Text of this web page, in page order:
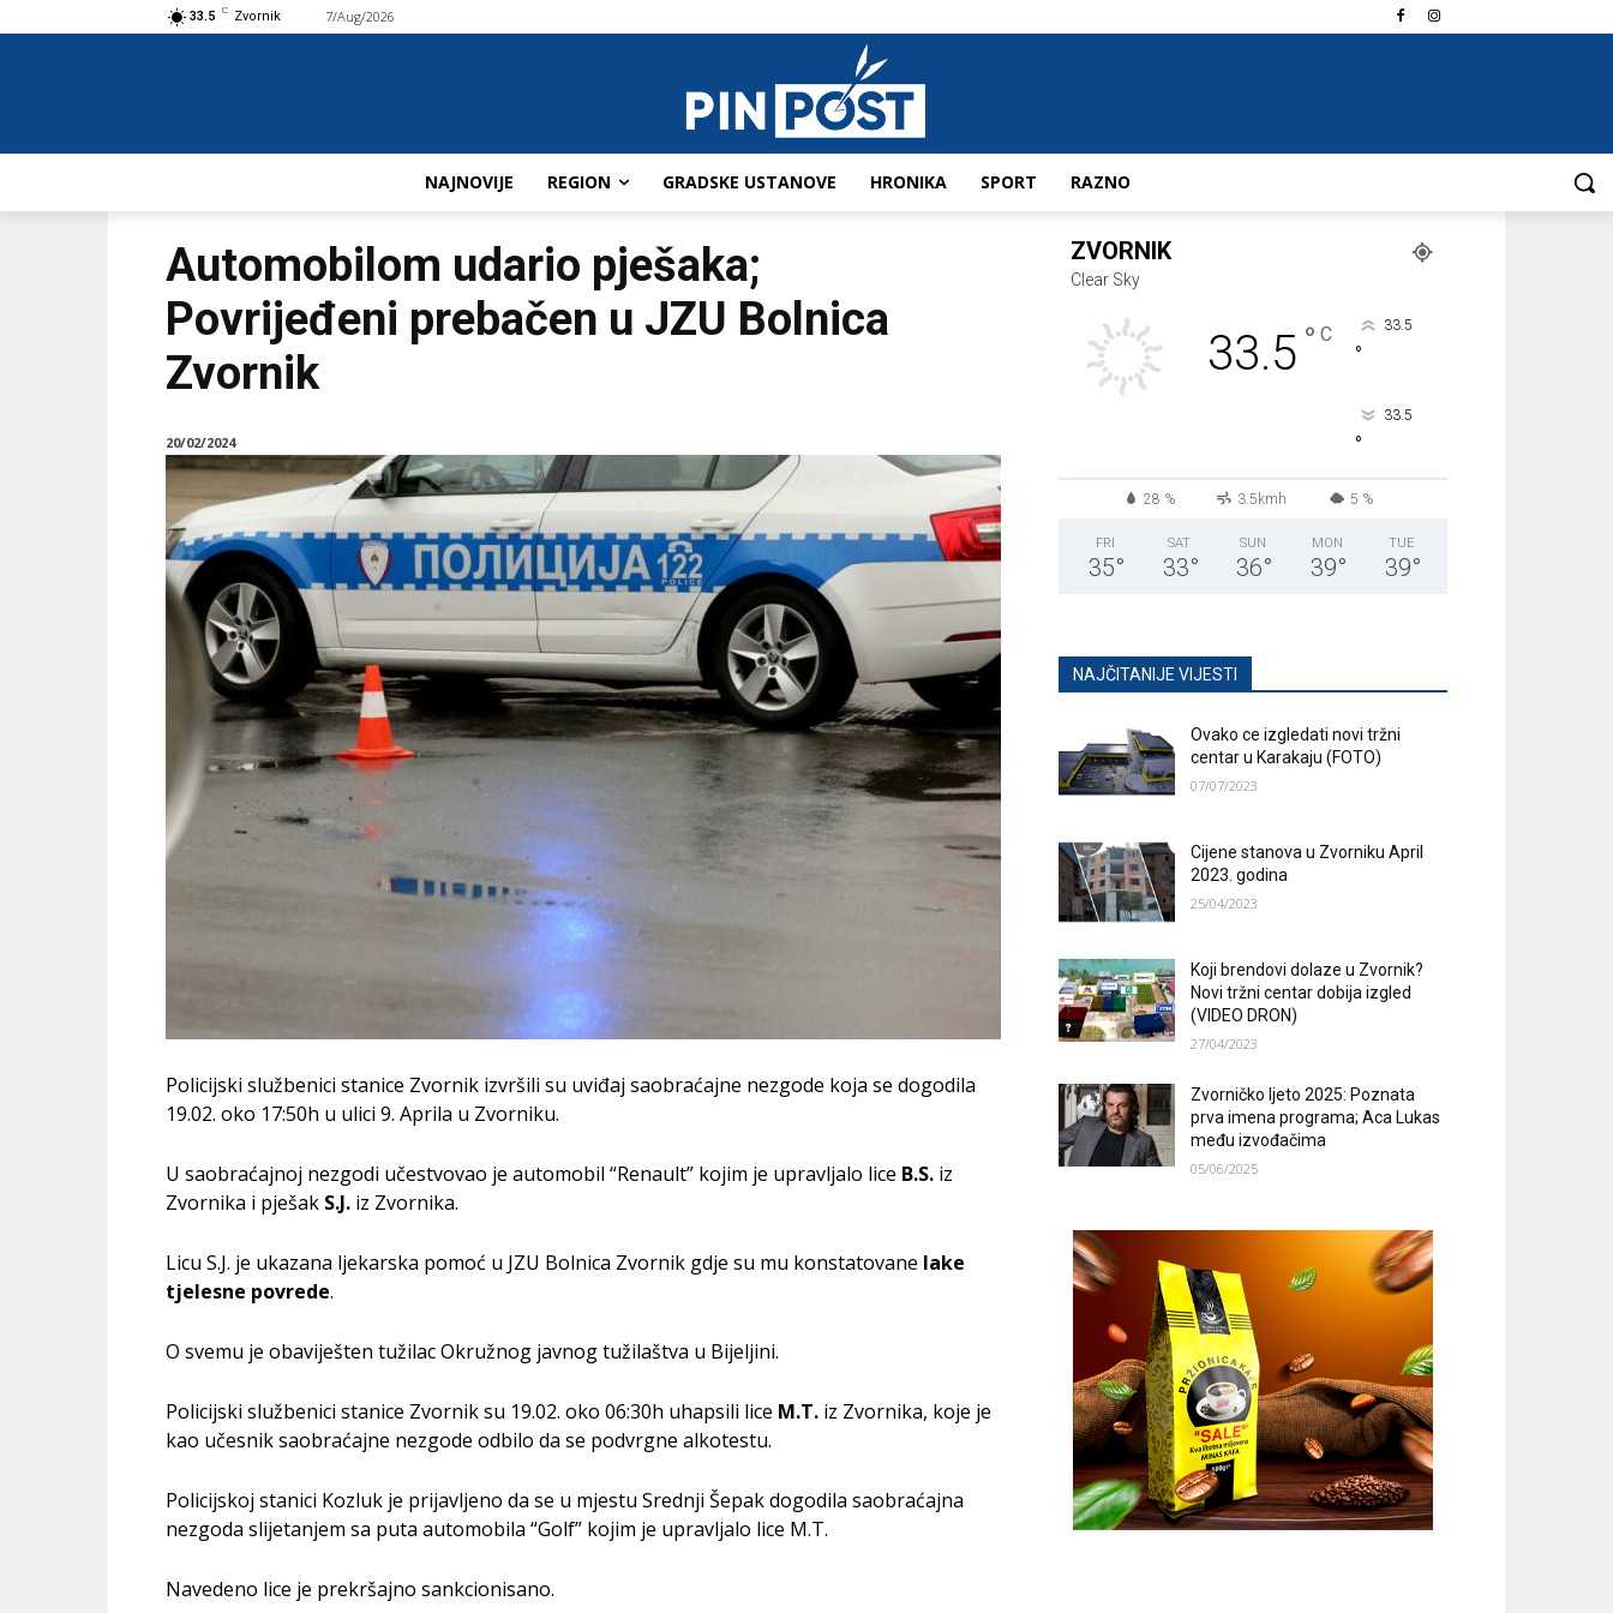
33.5 C Zvornik 7/Aug/2026
NAJNOVIJE REGION GRADSKE USTANOVE HRONIKA SPORT RAZNO
Automobilom udario pješaka;
Povrijeđeni prebačen u JZU Bolnica
Zvornik
20/02/2024
Policijski službenici stanice Zvornik izvršili su uviđaj saobraćajne nezgode koja se dogodila
19.02. oko 17:50h u ulici 9. Aprila u Zvorniku.
U saobraćajnoj nezgodi učestvovao je automobil “Renault” kojim je upravljalo lice B.S. iz
Zvornika i pješak S.J. iz Zvornika.
Licu S.J. je ukazana ljekarska pomoć u JZU Bolnica Zvornik gdje su mu konstatovane lake
tjelesne povrede.
O svemu je obaviješten tužilac Okružnog javnog tužilaštva u Bijeljini.
Policijski službenici stanice Zvornik su 19.02. oko 06:30h uhapsili lice M.T. iz Zvornika, koje je
kao učesnik saobraćajne nezgode odbilo da se podvrgne alkotestu.
Policijskoj stanici Kozluk je prijavljeno da se u mjestu Srednji Šepak dogodila saobraćajna
nezgoda slijetanjem sa puta automobila “Golf” kojim je upravljalo lice M.T.
Navedeno lice je prekršajno sankcionisano.
ZVORNIK
Clear Sky
33.5 ° C 33.5
°
33.5
°
28 % 3.5kmh 5 %
FRI
35°
SAT
33°
SUN
36°
MON
39°
TUE
39°
NAJČITANIJE VIJESTI
Ovako ce izgledati novi tržni
centar u Karakaju (FOTO)
07/07/2023
Cijene stanova u Zvorniku April
2023. godina
25/04/2023
Koji brendovi dolaze u Zvornik?
Novi tržni centar dobija izgled
(VIDEO DRON)
27/04/2023
Zvorničko ljeto 2025: Poznata
prva imena programa; Aca Lukas
među izvođačima
05/06/2025